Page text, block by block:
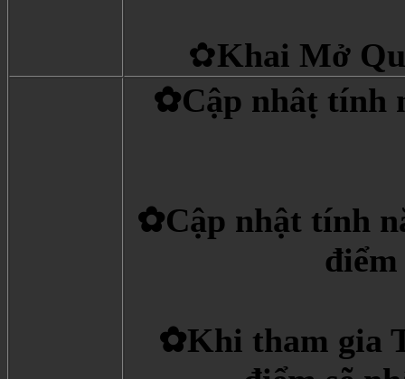
✿Khai Mở
✿Cập nhâṭ tính
✿Cập nhật tính
✿Khi tham gia